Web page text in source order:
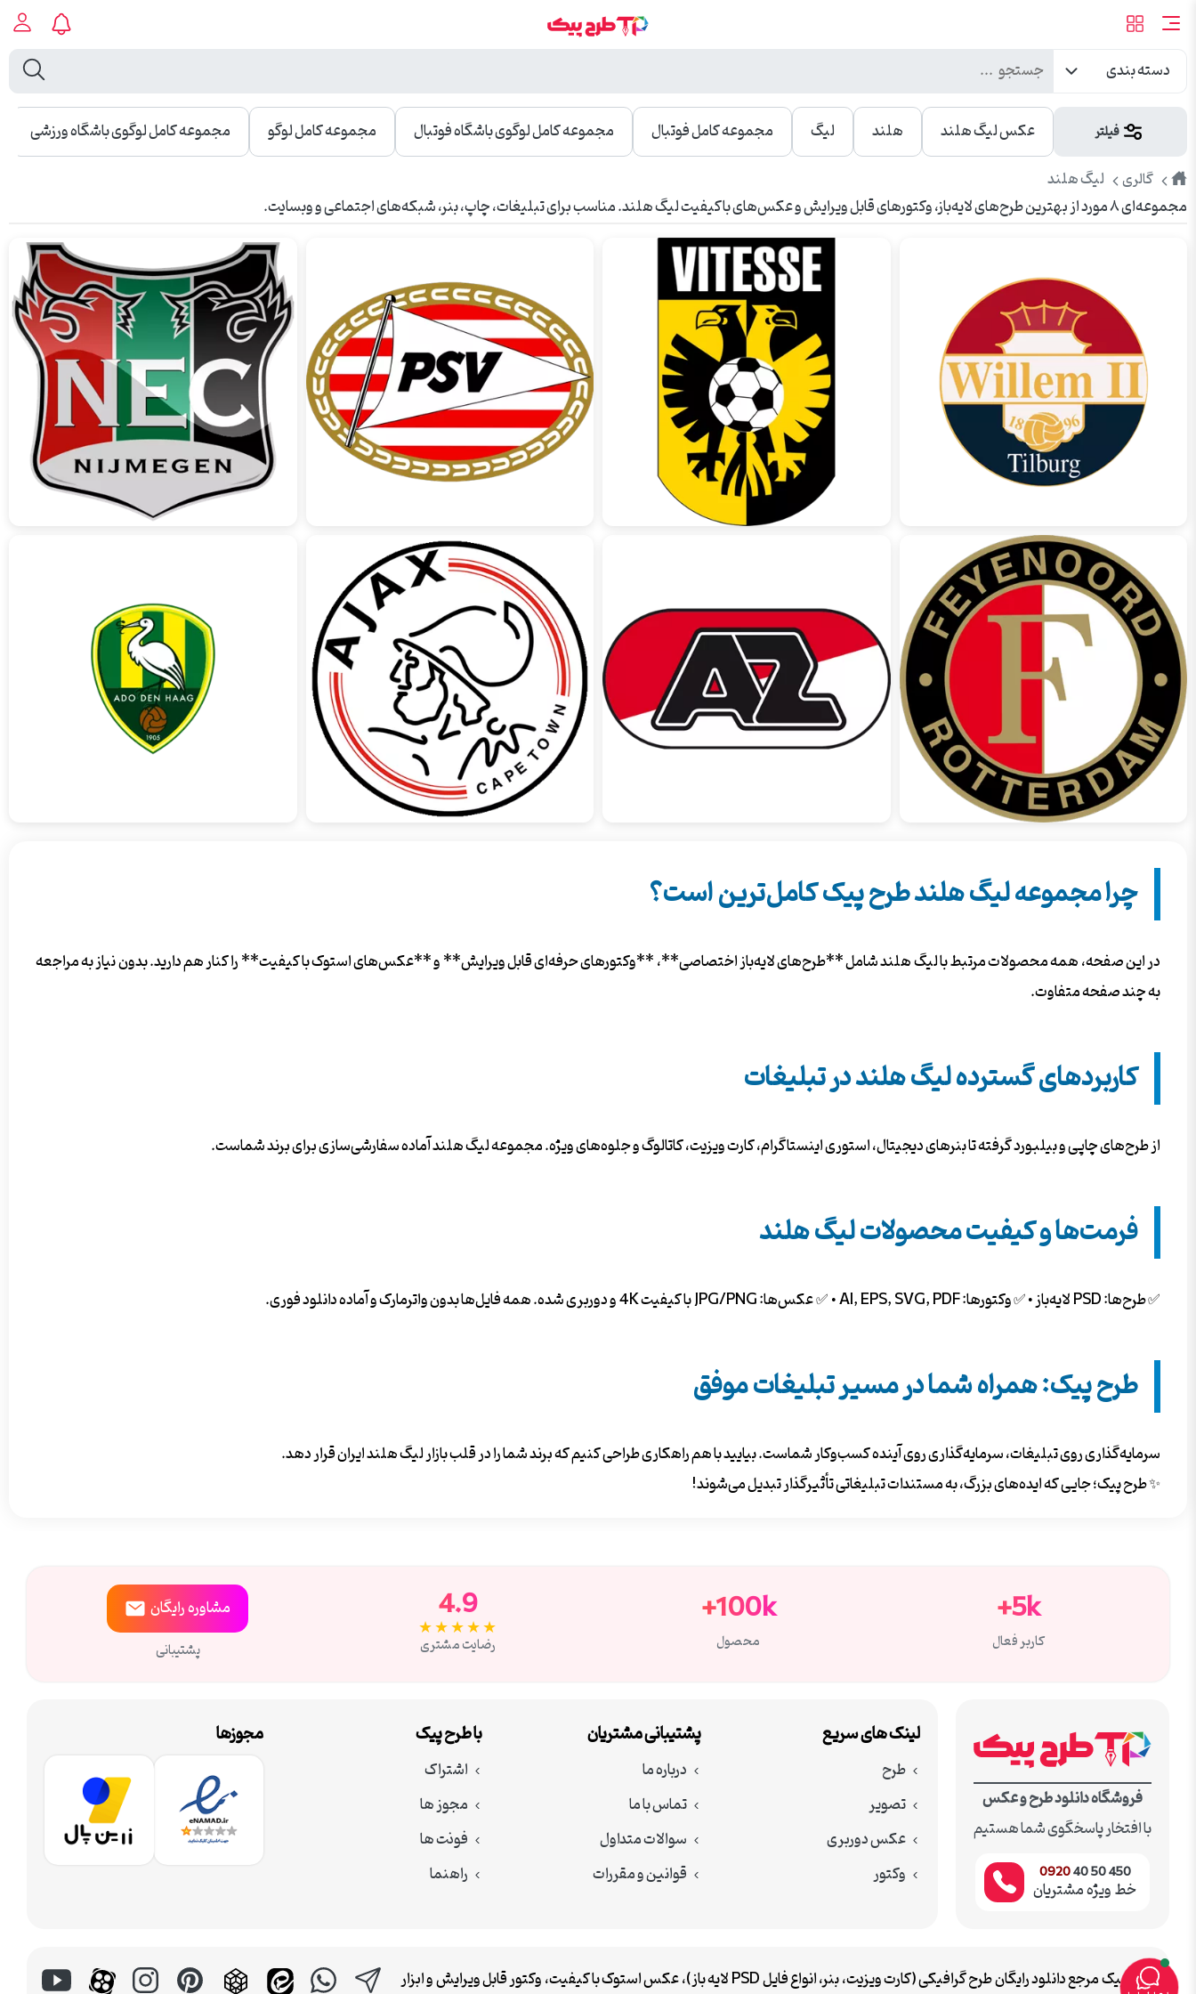
دسته بندی
فیلتر عکس لیگ هلند هلند لیگ مجموعه کامل فوتبال مجموعه کامل لوگوی باشگاه فوتبال مجموعه کامل لوگو مجموعه کامل لوگوی باشگاه ورزشی
طرح
پیک
گالری
لیگ هلند
مجموعه‌ای ۸ مورد از بهترین طرح‌های لایه‌باز، وکتورهای قابل ویرایش و عکس‌های باکیفیت لیگ هلند. مناسب برای تبلیغات، چاپ، بنر، شبکه‌های اجتماعی و وبسایت.
چرا مجموعه لیگ هلند طرح پیک کامل‌ترین است؟
در این صفحه، همه محصولات مرتبط با لیگ هلند شامل **طرح‌های لایه‌باز اختصاصی**، **وکتورهای حرفه‌ای قابل ویرایش** و **عکس‌های استوک با کیفیت** را کنار هم دارید. بدون نیاز به مراجعه
به چند صفحه متفاوت.
کاربردهای گسترده لیگ هلند در تبلیغات
از طرح‌های چاپی و بیلبورد گرفته تا بنرهای دیجیتال، استوری اینستاگرام، کارت ویزیت، کاتالوگ و جلوه‌های ویژه. مجموعه لیگ هلند آماده سفارشی‌سازی برای برند شماست.
فرمت‌ها و کیفیت محصولات لیگ هلند
✅ طرح‌ها: PSD لایه‌باز • ✅ وکتورها: AI, EPS, SVG, PDF • ✅ عکس‌ها: JPG/PNG با کیفیت 4K و دوربری شده. همه فایل‌ها بدون واترمارک و آماده دانلود فوری.
طرح پیک: همراه شما در مسیر تبلیغات موفق
سرمایه‌گذاری روی تبلیغات، سرمایه‌گذاری روی آینده کسب‌وکار شماست. بیایید با هم راهکاری طراحی کنیم که برند شما را در قلب بازار لیگ هلند ایران قرار دهد.
✨ طرح پیک؛ جایی که ایده‌های بزرگ، به مستندات تبلیغاتی تأثیرگذار تبدیل می‌شوند!
5k+
کاربر فعال
100k+
محصول
4.9
★★★★★
رضایت مشتری
مشاورهرایگان
پشتیبانی
فروشگاه دانلود طرح و عکس
با افتخار پاسخگوی شما هستیم
450 50 40
0920
خط ویژه مشتریان
لینک های سریع
طرح
تصویر
عکس دوربری
وکتور
پشتیبانی مشتریان
درباره ما
تماس با ما
سوالات متداول
قوانین و مقررات
با طرح پیک
اشتراک
مجوز ها
فونت ها
راهنما
مجوزها
طرح پیک مرجع دانلود رایگان طرح گرافیکی (کارت ویزیت، بنر، انواع فایل PSD لایه باز)، عکس استوک با کیفیت، وکتور قابل ویرایش و ابزار